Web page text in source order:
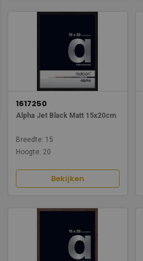
1617250
Alpha Jet Black Matt 15x20cm
Breedte: 15
Hoogte: 20
Bekijken